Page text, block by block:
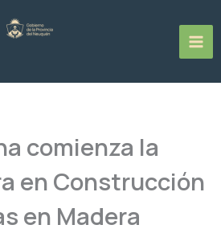
comienza la
en Construcción
en Madera